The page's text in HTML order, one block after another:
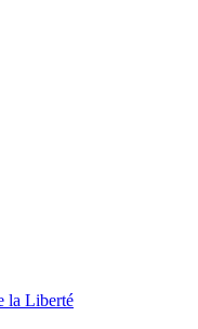
la Liberté